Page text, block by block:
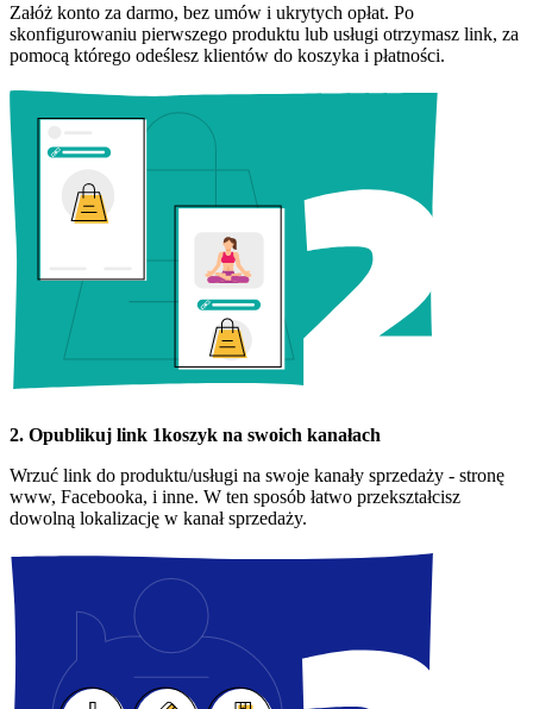
Załóż konto za darmo, bez umów i ukrytych opłat. Po
skonfigurowaniu pierwszego produktu lub usługi otrzymasz link, za
pomocą którego odeślesz klientów do koszyka i płatności.
2. Opublikuj link 1koszyk na swoich kanałach
Wrzuć link do produktu/usługi na swoje kanały sprzedaży - stronę
www, Facebooka, i inne. W ten sposób łatwo przekształcisz
dowolną lokalizację w kanał sprzedaży.